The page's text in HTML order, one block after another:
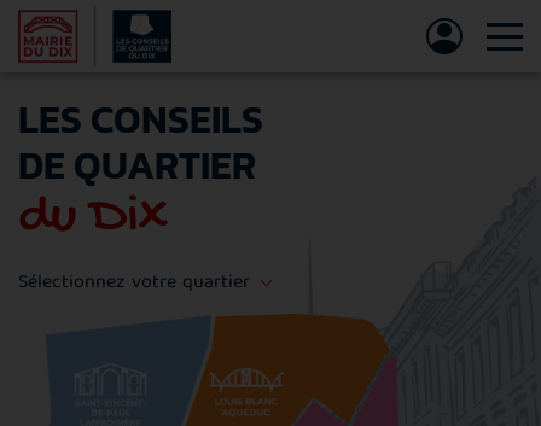
LES CONSEILS
DE QUARTIER
du Dix
Sélectionnez votre quartier